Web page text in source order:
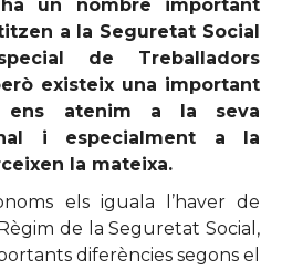
un nombre important
a la Seguretat Social
de Treballadors
existeix una important
ens atenim a la seva
i especialment a la
la mateixa.
els iguala l’haver de
de la Seguretat Social,
diferències segons el